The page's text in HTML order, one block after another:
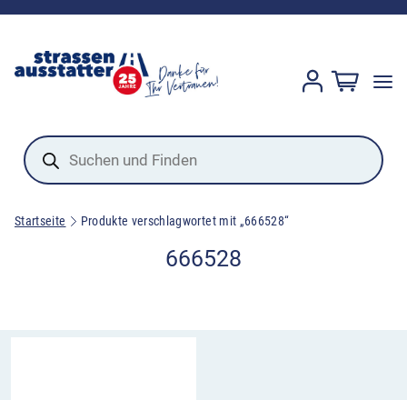
Products
search
Startseite Produkte verschlagwortet mit „666528“
666528